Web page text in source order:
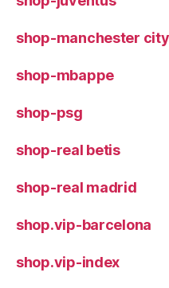
shop-manchester city
shop-mbappe
shop-psg
shop-real betis
shop-real madrid
shop.vip-barcelona
shop.vip-index